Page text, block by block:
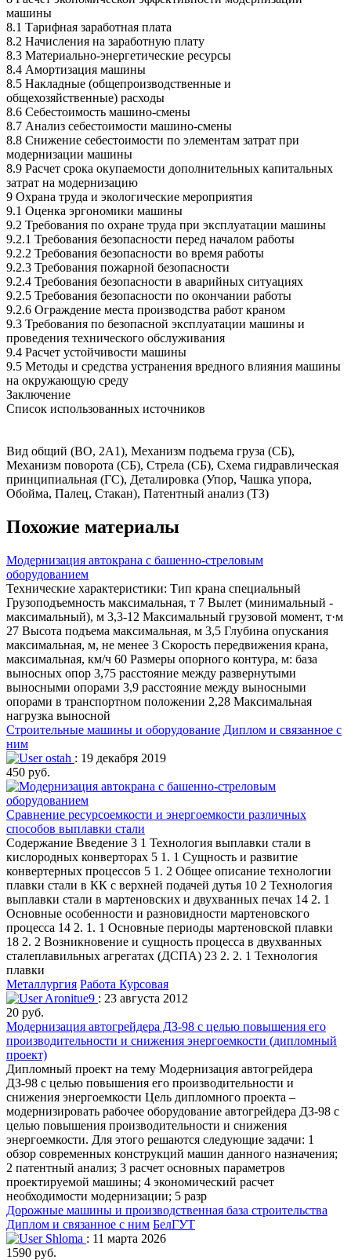
машины
8.1 Тарифная заработная плата
8.2 Начисления на заработную плату
8.3 Материально-энергетические ресурсы
8.4 Амортизация машины
8.5 Накладные (общепроизводственные и
общехозяйственные) расходы
8.6 Себестоимость машино-смены
8.7 Анализ себестоимости машино-смены
8.8 Снижение себестоимости по элементам затрат при
модернизации машины
8.9 Расчет срока окупаемости дополнительных капитальных
затрат на модернизацию
9 Охрана труда и экологические мероприятия
9.1 Оценка эргономики машины
9.2 Требования по охране труда при эксплуатации машины
9.2.1 Требования безопасности перед началом работы
9.2.2 Требования безопасности во время работы
9.2.3 Требования пожарной безопасности
9.2.4 Требования безопасности в аварийных ситуациях
9.2.5 Требования безопасности по окончании работы
9.2.6 Ограждение места производства работ краном
9.3 Требования по безопасной эксплуатации машины и
проведения технического обслуживания
9.4 Расчет устойчивости машины
9.5 Методы и средства устранения вредного влияния машины
на окружающую среду
Заключение
Список использованных источников
Вид общий (ВО, 2А1), Механизм подъема груза (СБ),
Механизм поворота (СБ), Стрела (СБ), Схема гидравлическая
принципиальная (ГС), Деталировка (Упор, Чашка упора,
Обойма, Палец, Стакан), Патентный анализ (ТЗ)
Похожие материалы
Модернизация автокрана с башенно-стреловым
оборудованием
Технические характеристики: Тип крана специальный
Грузоподъемность максимальная, т 7 Вылет (минимальный -
максимальный), м 3,3-12 Максимальный грузовой момент, т·м
27 Высота подъема максимальная, м 3,5 Глубина опускания
максимальная, м, не менее 3 Скорость передвижения крана,
максимальная, км/ч 60 Размеры опорного контура, м: база
выносных опор 3,75 расстояние между развернутыми
выносными опорами 3,9 расстояние между выносными
опорами в транспортном положении 2,28 Максимальная
нагрузка выносной
Строительные машины и оборудование Диплом и связанное с
ним
ostah : 19 декабря 2019
450 руб.
Сравнение ресурсоемкости и энергоемкости различных
способов выплавки стали
Содержание Введение 3 1 Технология выплавки стали в
кислородных конверторах 5 1. 1 Сущность и развитие
конвертерных процессов 5 1. 2 Общее описание технологии
плавки стали в КК с верхней подачей дутья 10 2 Технология
выплавки стали в мартеновских и двухванных печах 14 2. 1
Основные особенности и разновидности мартеновского
процесса 14 2. 1. 1 Основные периоды мартеновской плавки
18 2. 2 Возникновение и сущность процесса в двухванных
сталеплавильных агрегатах (ДСПА) 23 2. 2. 1 Технология
плавки
Металлургия Работа Курсовая
Aronitue9 : 23 августа 2012
20 руб.
Модернизация автогрейдера ДЗ-98 с целью повышения его
производительности и снижения энергоемкости (дипломный
проект)
Дипломный проект на тему Модернизация автогрейдера
ДЗ-98 с целью повышения его производительности и
снижения энергоемкости Цель дипломного проекта –
модернизировать рабочее оборудование автогрейдера ДЗ-98 с
целью повышения производительности и снижения
энергоемкости. Для этого решаются следующие задачи: 1
обзор современных конструкций машин данного назначения;
2 патентный анализ; 3 расчет основных параметров
проектируемой машины; 4 экономический расчет
необходимости модернизации; 5 разр
Дорожные машины и производственная база строительства
Диплом и связанное с ним БелГУТ
Shloma : 11 марта 2026
1590 руб.